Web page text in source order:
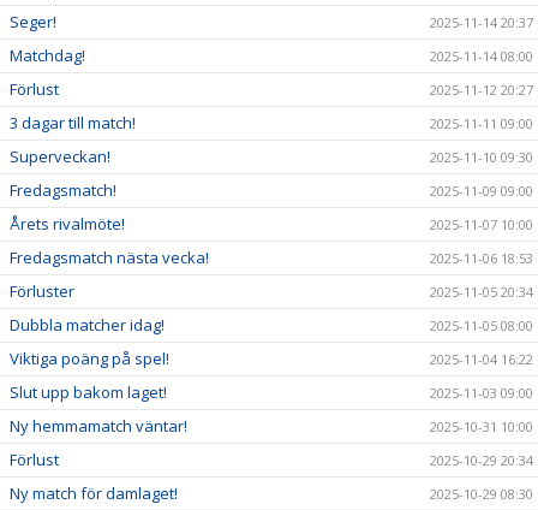
Seger! 2025-11-14 20:37
Matchdag! 2025-11-14 08:00
Förlust 2025-11-12 20:27
3 dagar till match! 2025-11-11 09:00
Superveckan! 2025-11-10 09:30
Fredagsmatch! 2025-11-09 09:00
Årets rivalmöte! 2025-11-07 10:00
Fredagsmatch nästa vecka! 2025-11-06 18:53
Förluster 2025-11-05 20:34
Dubbla matcher idag! 2025-11-05 08:00
Viktiga poäng på spel! 2025-11-04 16:22
Slut upp bakom laget! 2025-11-03 09:00
Ny hemmamatch väntar! 2025-10-31 10:00
Förlust 2025-10-29 20:34
Ny match för damlaget! 2025-10-29 08:30